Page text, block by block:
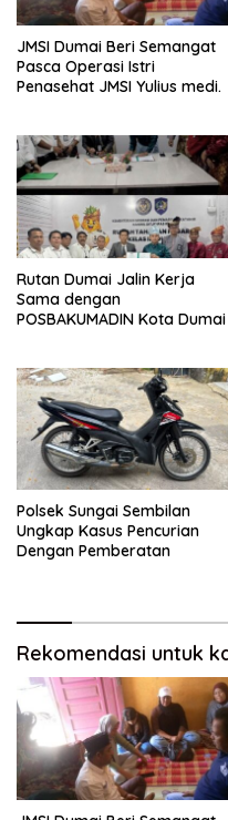
JMSI Dumai Beri Semangat
Pasca Operasi Istri
Penasehat JMSI Yulius medi.
Rutan Dumai Jalin Kerja
Sama dengan
POSBAKUMADIN Kota Dumai
Polsek Sungai Sembilan
Ungkap Kasus Pencurian
Dengan Pemberatan
Rekomendasi untuk